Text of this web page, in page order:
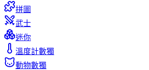
拼圖
武士
迷你
溫度計數獨
動物數獨